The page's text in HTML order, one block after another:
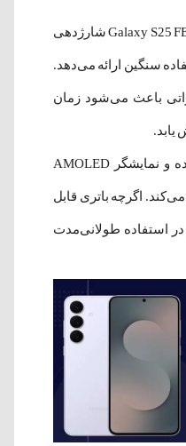
باتری 4900 میلی‌آمپر ساعتی Galaxy S25 FE شارژدهی
سنگین ارائه می‌دهد.
از شارژ سریع 45 واتی باعث می‌شود زمان
مدیریت مصرف انرژی پردازنده و نمایشگر AMOLED
اگرچه باتری قابل
استفاده طولانی‌مدت